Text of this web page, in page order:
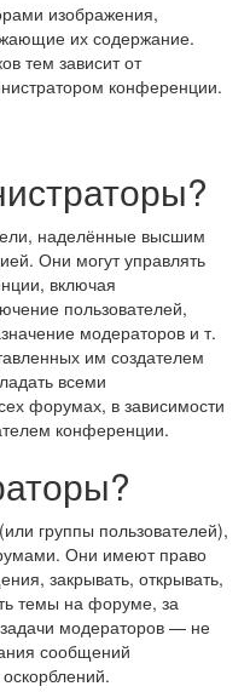
изображения,
их содержание.
тем зависит от
конференции.
наделённые высшим
Они могут управлять
включая
пользователей,
модераторов и т.
им создателем
всеми
форумах, в зависимости
конференции.
группы пользователей),
Они имеют право
закрывать, открывать,
темы на форуме, за
модераторов — не
сообщений